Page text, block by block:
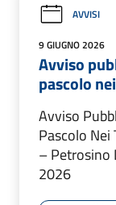
AVVISI
9 GIUGNO 2026
Avviso
pascolo
Avviso
Pascolo Nei
– Petrosino
2026